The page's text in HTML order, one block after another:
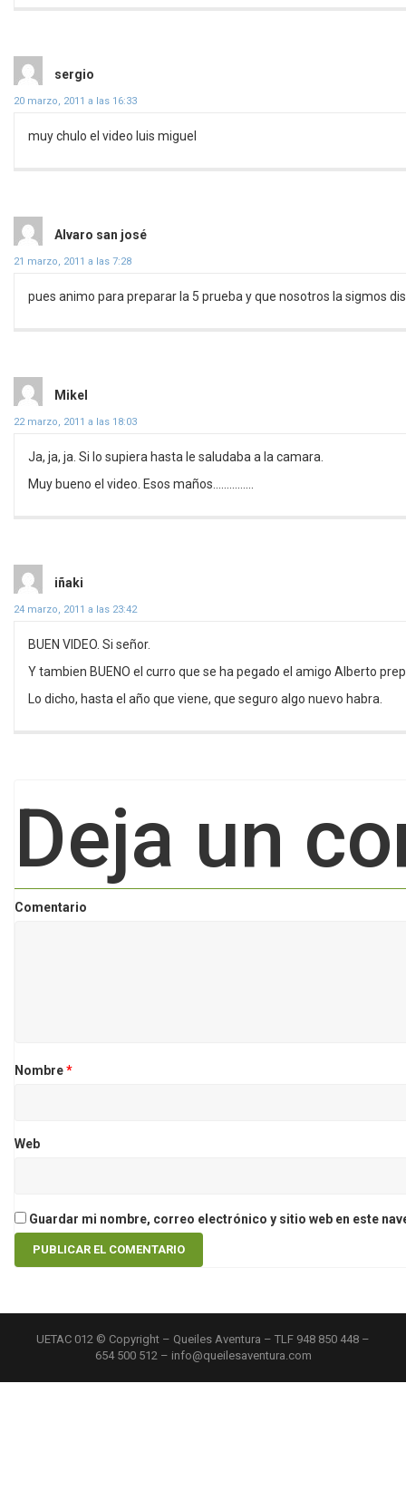
sergio
20 marzo, 2011 a las 16:33
muy chulo el video luis miguel
Alvaro san josé
21 marzo, 2011 a las 7:28
pues animo para preparar la 5 prueba y que nosotros la sigmos
Mikel
22 marzo, 2011 a las 18:03
Ja, ja, ja. Si lo supiera hasta le saludaba a la camara.
Muy bueno el video. Esos maños……………
iñaki
24 marzo, 2011 a las 23:42
BUEN VIDEO. Si señor.
Y tambien BUENO el curro que se ha pegado el amigo Alberto
Lo dicho, hasta el año que viene, que seguro algo nuevo habra.
Deja un
Comentario
Nombre*
Web
Guardar mi nombre, correo electrónico y sitio web en este
UETAC 012 © Copyright – Queiles Aventura – TLF 948 850 448 –
654 500 512 – info@queilesaventura.com